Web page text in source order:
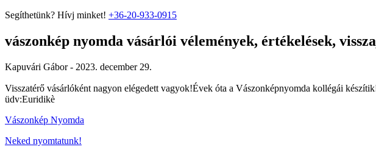
Segíthetünk? Hívj minket! +36-20-933-0915
vászonkép nyomda vásárlói vélemények, értékelések,
Kapuvári Gábor - 2023. december 29.
Visszatérő vásárlóként nagyon elégedett vagyok!Évek óta a Vászonképnyomda kollégái
üdv:Euridikè
Vászonkép Nyomda
Neked nyomtatunk!